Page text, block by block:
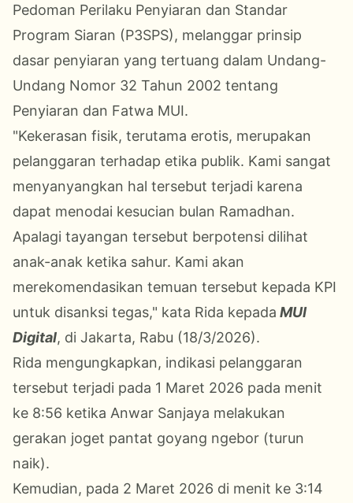
Pedoman Perilaku Penyiaran dan Standar
Program Siaran (P3SPS), melanggar prinsip
dasar penyiaran yang tertuang dalam Undang-
Undang Nomor 32 Tahun 2002 tentang
Penyiaran dan Fatwa MUI.
"Kekerasan fisik, terutama erotis, merupakan
pelanggaran terhadap etika publik. Kami sangat
menyanyangkan hal tersebut terjadi karena
dapat menodai kesucian bulan Ramadhan.
Apalagi tayangan tersebut berpotensi dilihat
anak-anak ketika sahur. Kami akan
merekomendasikan temuan tersebut kepada KPI
untuk disanksi tegas," kata Rida kepada MUI
Digital, di Jakarta, Rabu (18/3/2026).
Rida mengungkapkan, indikasi pelanggaran
tersebut terjadi pada 1 Maret 2026 pada menit
ke 8:56 ketika Anwar Sanjaya melakukan
gerakan joget pantat goyang ngebor (turun
naik).
Kemudian, pada 2 Maret 2026 di menit ke 3:14